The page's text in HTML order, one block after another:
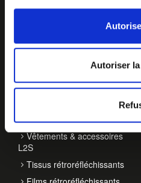
Autoriser
Accessoires de
EPI haute visibilité
Vêtements & accessoires
L2S
Tissus rétroréfléchissants